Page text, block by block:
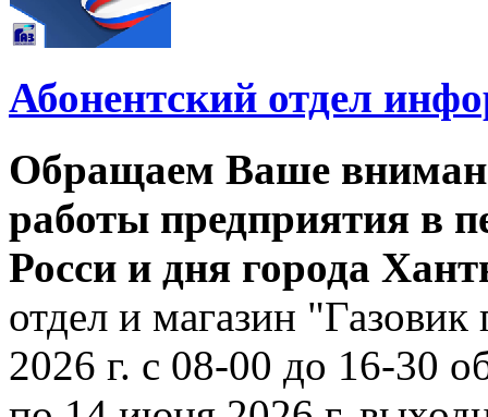
Абонентский отдел
Обращаем Ваше
работы предприятия в
Росси и дня города
отдел и магазин
2026 г. с 08-00 до 16-30